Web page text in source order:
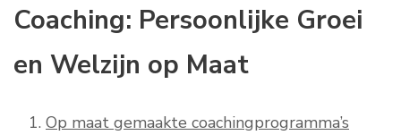
Coaching: Persoonlijke Groei
en Welzijn op Maat
Op maat gemaakte coachingprogramma’s